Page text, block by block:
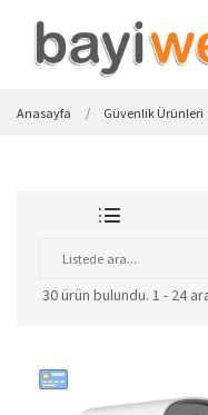
Anasayfa Güvenlik Ürünleri
30 ürün bulundu. 1 - 24